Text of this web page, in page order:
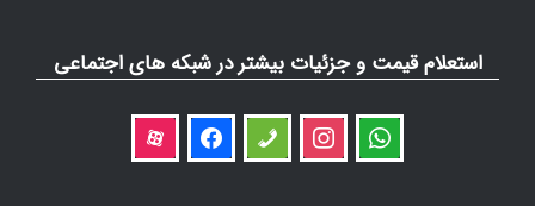
استعلام قیمت و جزئیات بیشتر در شبکه های اجتماعی
whatsapp
instagram
phone
facebook
aparat